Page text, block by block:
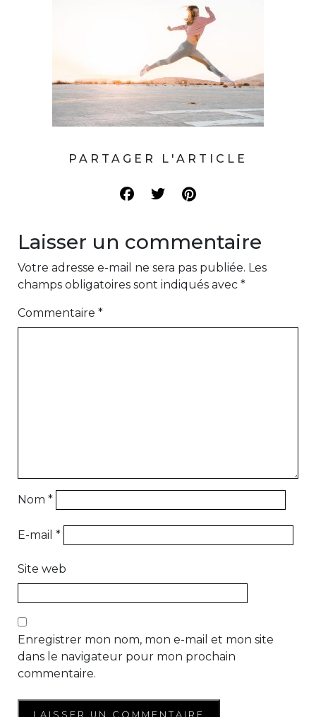
PARTAGER L'ARTICLE
Laisser un commentaire
Votre adresse e-mail ne sera pas publiée. Les
champs obligatoires sont indiqués avec *
Commentaire *
Nom *
E-mail *
Site web
Enregistrer mon nom, mon e-mail et mon site
dans le navigateur pour mon prochain
commentaire.